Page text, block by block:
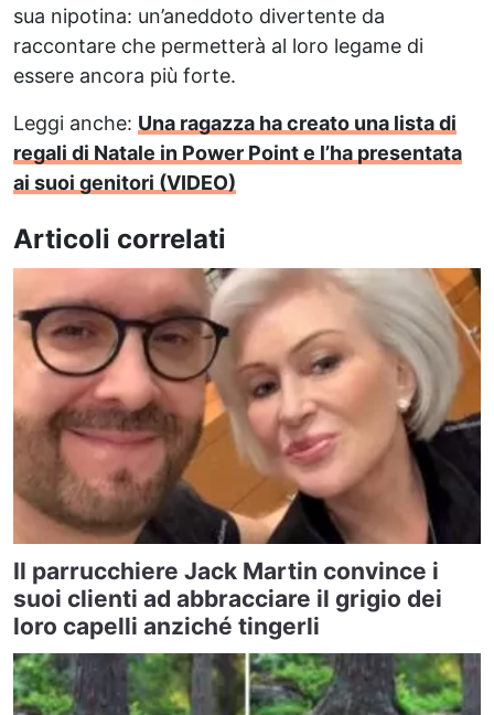
sua nipotina: un’aneddoto divertente da
raccontare che permetterà al loro legame di
essere ancora più forte.
Leggi anche: Una ragazza ha creato una lista di
regali di Natale in Power Point e l’ha presentata
ai suoi genitori (VIDEO)
Articoli correlati
Il parrucchiere Jack Martin convince i
suoi clienti ad abbracciare il grigio dei
loro capelli anziché tingerli